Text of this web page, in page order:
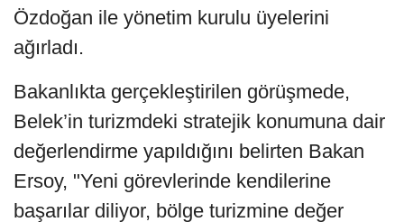
Özdoğan ile yönetim kurulu üyelerini
ağırladı.
Bakanlıkta gerçekleştirilen görüşmede,
Belek’in turizmdeki stratejik konumuna dair
değerlendirme yapıldığını belirten Bakan
Ersoy, "Yeni görevlerinde kendilerine
başarılar diliyor, bölge turizmine değer